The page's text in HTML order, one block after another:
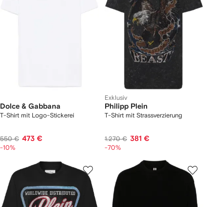
Dolce & Gabbana
T-Shirt mit Logo-Stickerei
550 € 473 €
-10%
Exklusiv
Philipp Plein
T-Shirt mit Strassverzierung
1.270 € 381 €
-70%